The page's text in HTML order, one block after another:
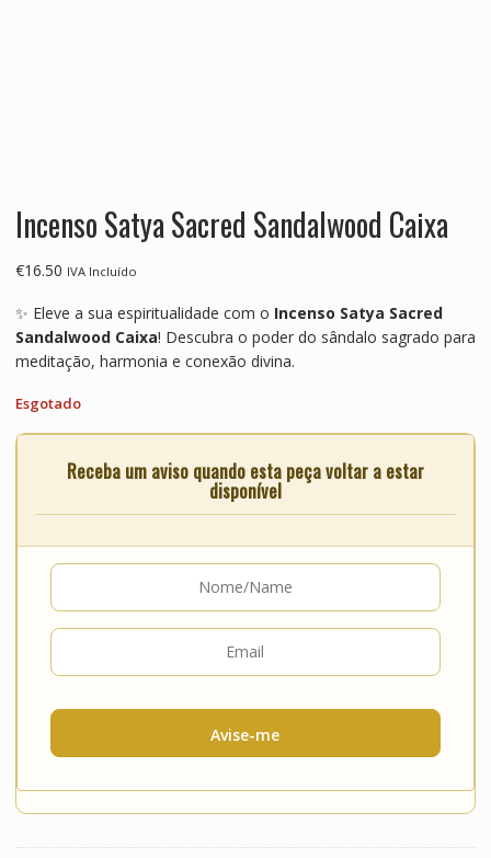
Incenso Satya Sacred Sandalwood Caixa
€16.50 IVA Incluído
✨ Eleve a sua espiritualidade com o Incenso Satya Sacred
Sandalwood Caixa! Descubra o poder do sândalo sagrado para
meditação, harmonia e conexão divina.
Esgotado
Receba um aviso quando esta peça voltar a estar
disponível
Avise-me